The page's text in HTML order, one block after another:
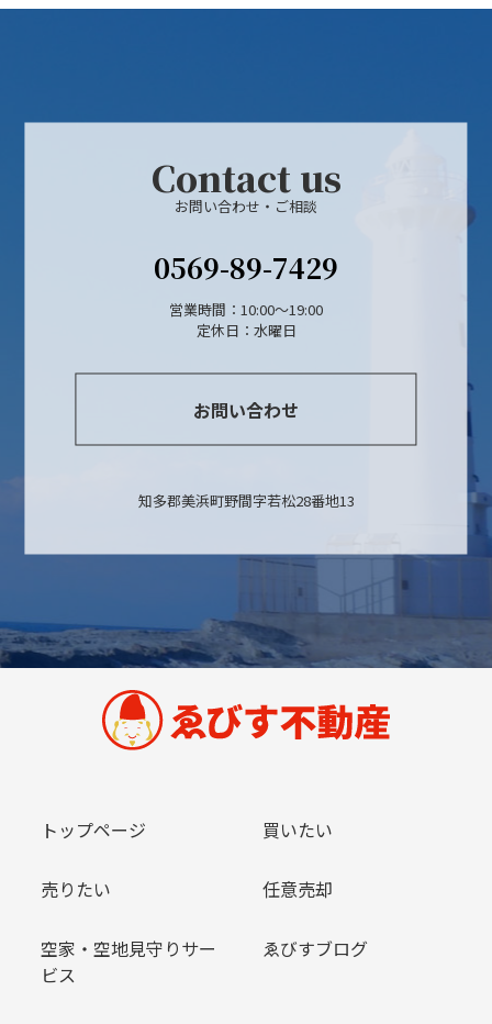
Contact us
お問い合わせ・ご相談
0569-89-7429
営業時間：10:00〜19:00
定休日：水曜日
お問い合わせ
知多郡美浜町野間字若松28番地13
トップページ 買いたい
売りたい 任意売却
空家・空地見守りサー
ビス
ゑびすブログ